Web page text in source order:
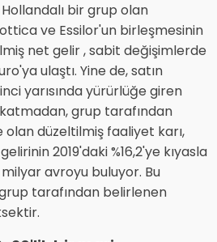
Hollandalı bir grup olan
ve Essilor'un birleşmesinin
net gelir , sabit değişimlerde
ulaştı. Yine de, satın
yarısında yürürlüğe giren
grup tarafından
düzeltilmiş faaliyet karı,
2019'daki %16,2'ye kıyasla
avroyu buluyor. Bu
tarafından belirlenen